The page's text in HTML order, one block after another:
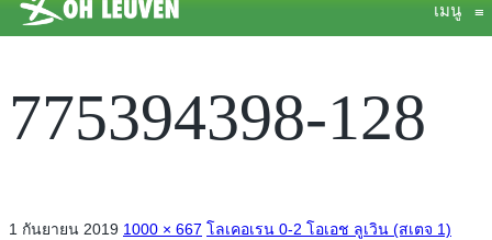
เมนู ≡
775394398-128
1 กันยายน 2019 1000 × 667 โลเคอเรน 0-2 โอเอช ลูเวิน (สเตจ 1)